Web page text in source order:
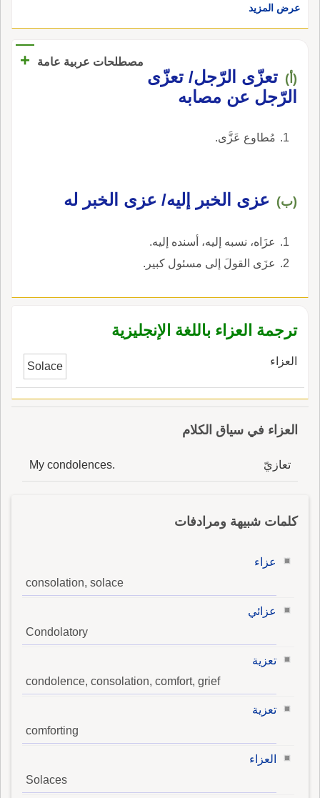
عرض المزيد
مصطلحات عربية عامة +
(أ) تعزّى الرّجل/ تعزّى
الرّجل عن مصابه
مُطاوع عَزَّى.
(ب) عزى الخبر إليه/ عزى الخبر له
عزَاه، نسبه إليه، أسنده إليه.
عزَى القولَ إلى مسئول كبير.
ترجمة العزاء باللغة الإنجليزية
العزاء Solace
العزاء في سياق الكلام
تعازيّ My condolences.
كلمات شبيهة ومرادفات
عزاء
consolation, solace
عزائي
Condolatory
تعزية
condolence, consolation, comfort, grief
تعزية
comforting
العزاء
Solaces